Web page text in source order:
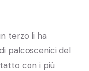
terzo li ha
palcoscenici del
con i più